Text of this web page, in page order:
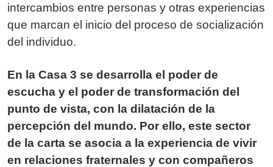
intercambios entre personas y otras experiencias
que marcan el inicio del proceso de socialización
del individuo.
En la Casa 3 se desarrolla el poder de
escucha y el poder de transformación del
punto de vista, con la dilatación de la
percepción del mundo. Por ello, este sector
de la carta se asocia a la experiencia de vivir
en relaciones fraternales y con compañeros